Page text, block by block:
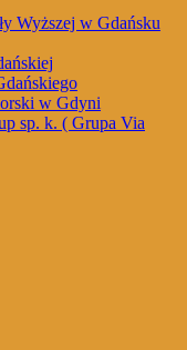
Wyższej w Gdańsku
w Gdyni
sp. k. ( Grupa Via